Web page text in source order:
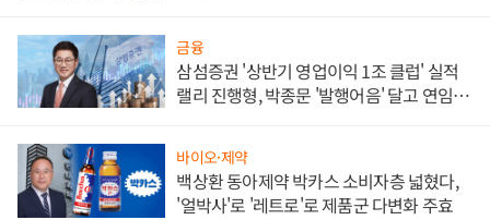
금융
삼섬증권 '상반기 영업이익 1조 클럽' 실적
랠리 진행형, 박종문 '발행어음' 달고 연임 향
바이오·제약
백상환 동아제약 박카스 소비자층 넓혔다,
'얼박사'로 '레트로'로 제품군 다변화 주효